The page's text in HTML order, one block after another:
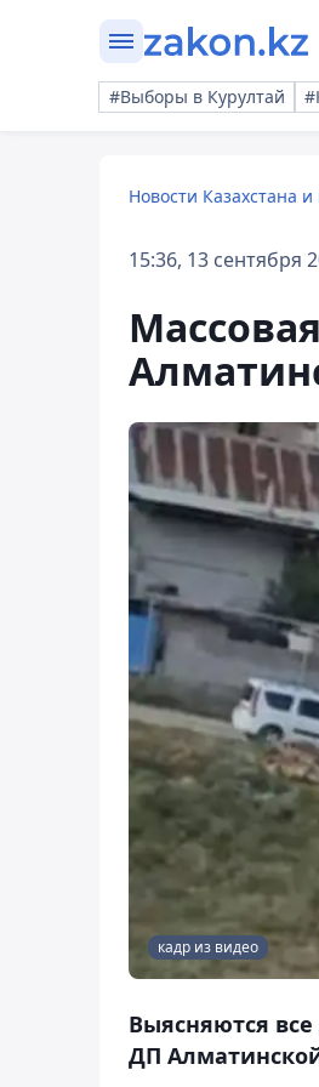
#Выборы в Курултай
Новости Казахстана
15:36, 13 сентября
кадр из видео
Выясняются
ДП